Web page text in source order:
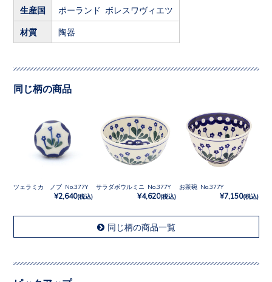
生産国 ポーランド ボレスワヴィエツ
材質 陶器
同じ柄の商品
ツェラミカ ノブ No.377Y
¥2,640(税込)
サラダボウルミニ No.377Y
¥4,620(税込)
お茶碗 No.377Y
¥7,150(税込)
同じ柄の商品一覧